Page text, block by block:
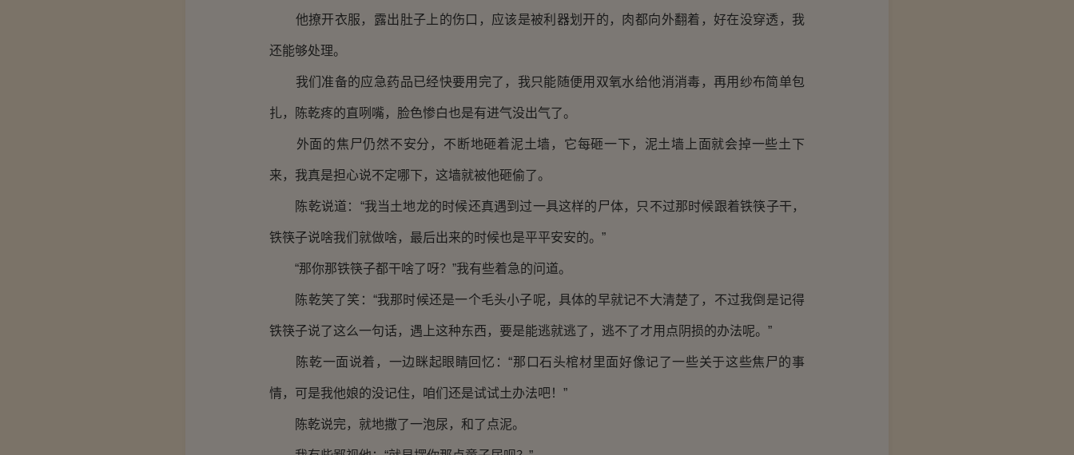
他撩开衣服，露出肚子上的伤口，应该是被利器划开的，肉都向外翻着，好在没穿透，我
还能够处理。
我们准备的应急药品已经快要用完了，我只能随便用双氧水给他消消毒，再用纱布简单包
扎，陈乾疼的直咧嘴，脸色惨白也是有进气没出气了。
外面的焦尸仍然不安分，不断地砸着泥土墙，它每砸一下，泥土墙上面就会掉一些土下
来，我真是担心说不定哪下，这墙就被他砸偷了。
陈乾说道：“我当土地龙的时候还真遇到过一具这样的尸体，只不过那时候跟着铁筷子干，
铁筷子说啥我们就做啥，最后出来的时候也是平平安安的。”
“那你那铁筷子都干啥了呀？”我有些着急的问道。
陈乾笑了笑：“我那时候还是一个毛头小子呢，具体的早就记不大清楚了，不过我倒是记得
铁筷子说了这么一句话，遇上这种东西，要是能逃就逃了，逃不了才用点阴损的办法呢。”
陈乾一面说着，一边眯起眼睛回忆：“那口石头棺材里面好像记了一些关于这些焦尸的事
情，可是我他娘的没记住，咱们还是试试土办法吧！”
陈乾说完，就地撒了一泡尿，和了点泥。